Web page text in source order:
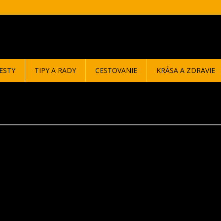
TIPY A RADY CESTOVANIE KRÁSA A ZDRAVIE